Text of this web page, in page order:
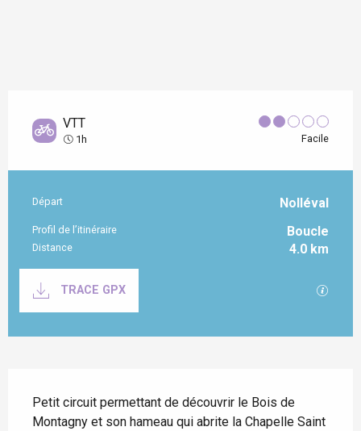
VTT
1h Facile
Informations pratiques
Départ Nolléval
Profil de l’itinéraire Boucle
Distance 4.0 km
TRACE GPX
Petit circuit permettant de découvrir le Bois de
Montagny et son hameau qui abrite la Chapelle Saint